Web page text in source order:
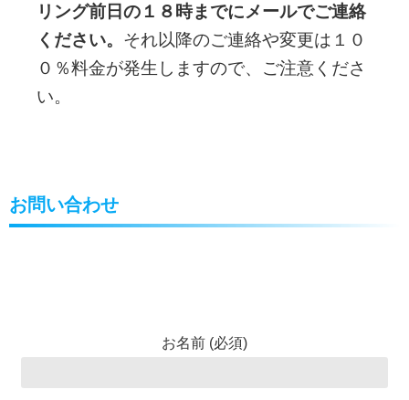
リング前日の１８時までにメールでご連絡
ください。 それ以降のご連絡や変更は１０
０％料金が発生しますので、ご注意くださ
い。
お問い合わせ
お名前 (必須)